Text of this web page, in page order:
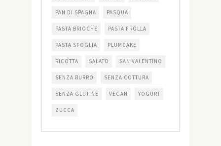
PAN DI SPAGNA PASQUA
PASTA BRIOCHE PASTA FROLLA
PASTA SFOGLIA PLUMCAKE
RICOTTA SALATO SAN VALENTINO
SENZA BURRO SENZA COTTURA
SENZA GLUTINE VEGAN YOGURT
ZUCCA